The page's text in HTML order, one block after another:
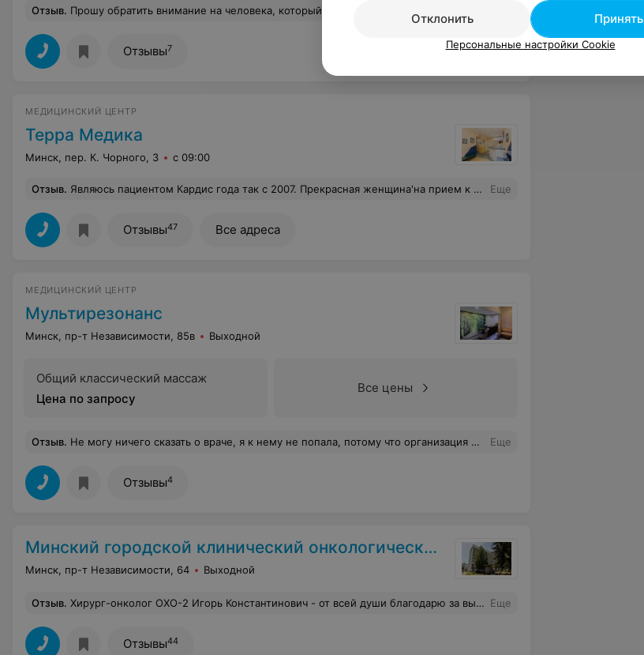
Отзыв. Прошу обратить внимание на человека, который считает себя врачом И И, к которому мы обращаемся за помощью По сути имеющейся проблемы ничем не помогла , не разъяснила ни результаты анализов , ни ход лечения.Не сделала абсолютно ничего , кроме как испортила настроение и впечатление о бесплатной медицине. Очень жаль , что только платно , можно получить достойное отношение к себе и к своей проблеме. Только вот врач за свое отношение ещё и зарплату получает.
Отзывы7
МЕДИЦИНСКИЙ ЦЕНТР
Терра Медика
Минск, пер. К. Чорного, 3 с 09:00
Отзыв. Являюсь пациентом Кардис года так с 2007. Прекрасная женщина'на прием к ней идешь'как на встречу с подружкой. Всегда на позитиве'очень грамотная'тактичная женщина. Надеюсь'что всю жизнь буду к ней ходить Еще
Отзывы47 Все адреса
МЕДИЦИНСКИЙ ЦЕНТР
Мультирезонанс
Минск, пр-т Независимости, 85в Выходной
Общий классический массаж
Цена по запросу
Все цены
Отзыв. Не могу ничего сказать о враче, я к нему не попала, потому что организация процесса плохая. Я обращаюсь в платные центры в первую очередь за тем, чтобы не стоять в очередях. Платить 115 руб за один прием, чтобы ждать, это многовато. Через 10 минут админ напомнила доктору, что его ждет пациент но что он ответил что-то типа "а что еще кто-то есть?" и потом еще неспешно заканчивал прием., т.е. он то ли не знал, то ли забыл, о моей записи, и если бы не админ, еще полчаса работал бы с предыдущим пациентом. И никто даже не сказал банального "извините", все так реагировали, будто ждать там в порядке вещей. А у меня, например, каждая минута на счету и все по графику, тк дома грудной ребенок, который не может ждать, чтобы его покормили. Так разволновалась и рассердилась, что поняла, что на таких эмоциях отдаваться править позвоночник травмоопасно. Еще
Отзывы4
Минский городской клинический онкологический центр
Минск, пр-т Независимости, 64 Выходной
Отзыв. Хирург-онколог ОХО-2 Игорь Константинович - от всей души благодарю за высокий профессионализм, человечность и невероятное дело, которое вы совершаете каждый день! Почему-то в интернете совсем нет информации о таком замечательном специалисте, исправляю эту ошибку :) Провел моей бабушке 28 мая открытую операцию по удалению опухоли 8см в толстой кишке, благодаря золотым рукам врача получилось обойтись без стомы. Все очень аккуратно, бабушка, несмотря на свой возраст 74 года и перенесенный инсульт, чувствует себя отлично, ходит, восстанавливается, настраивается на дальнейшее лечение. Эту благодарность не выразить словами! Большое спасибо всему персоналу отделения, медсестрам, санитаркам, другим специалистам центра за их труд! Также желаю всем, кто столкнулся с этим непростым диагнозом, не опускать руки, доверять специалистам и верить в свое исцеление Еще
Отзывы44
Отклонить
Принять
Персональные настройки Cookie